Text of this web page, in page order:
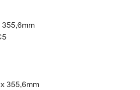
355,6mm
355,6mm